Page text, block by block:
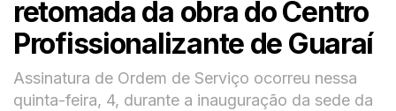
retomada da obra do Centro
Profissionalizante de Guaraí
Assinatura de Ordem de Serviço ocorreu nessa
quinta-feira, 4, durante a inauguração da sede da